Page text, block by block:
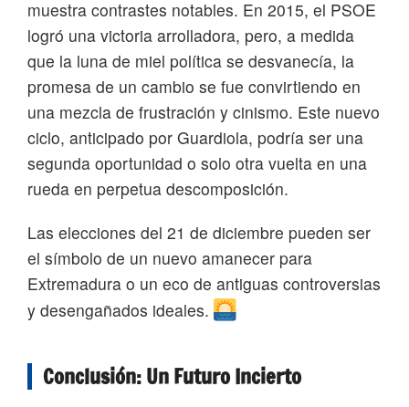
muestra contrastes notables. En 2015, el PSOE
logró una victoria arrolladora, pero, a medida
que la luna de miel política se desvanecía, la
promesa de un cambio se fue convirtiendo en
una mezcla de frustración y cinismo. Este nuevo
ciclo, anticipado por Guardiola, podría ser una
segunda oportunidad o solo otra vuelta en una
rueda en perpetua descomposición.
Las elecciones del 21 de diciembre pueden ser
el símbolo de un nuevo amanecer para
Extremadura o un eco de antiguas controversias
y desengañados ideales.
Conclusión: Un Futuro Incierto